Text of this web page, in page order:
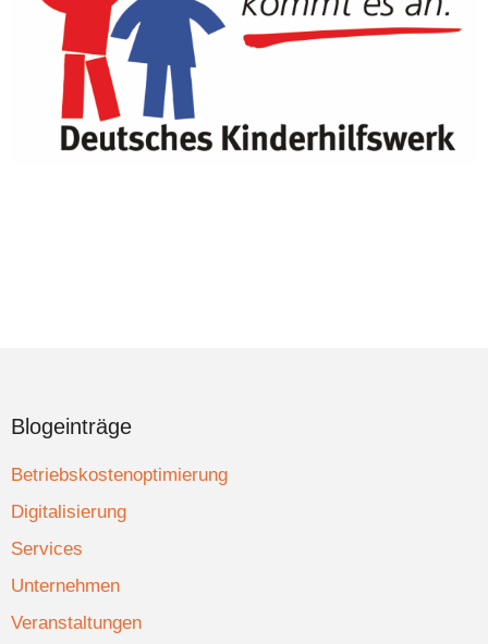
Blogeinträge
Betriebskostenoptimierung
Digitalisierung
Services
Unternehmen
Veranstaltungen